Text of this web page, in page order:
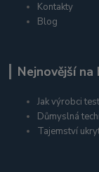
Kontakty
Blog
Nejnovější
Jak výrobci
Důmyslná
Tajemství